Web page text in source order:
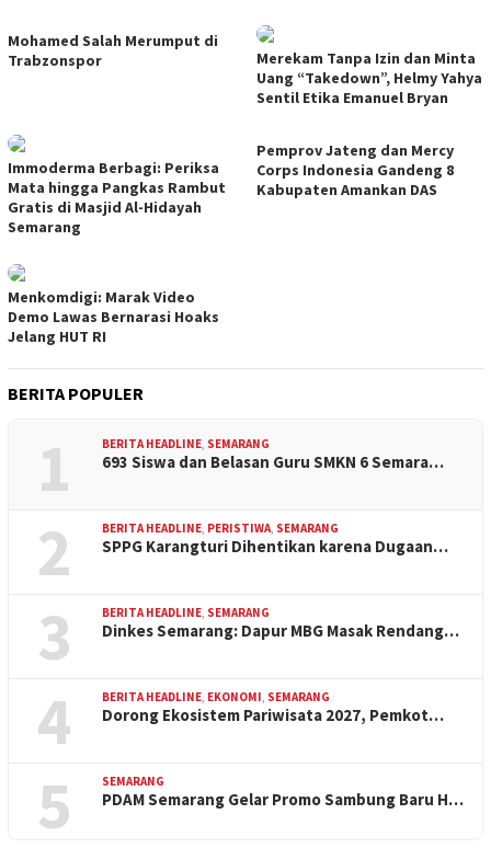
Mohamed Salah Merumput di
Trabzonspor
Merekam Tanpa Izin dan Minta
Uang “Takedown”, Helmy Yahya
Sentil Etika Emanuel Bryan
Immoderma Berbagi: Periksa
Mata hingga Pangkas Rambut
Gratis di Masjid Al-Hidayah
Semarang
Pemprov Jateng dan Mercy
Corps Indonesia Gandeng 8
Kabupaten Amankan DAS
Menkomdigi: Marak Video
Demo Lawas Bernarasi Hoaks
Jelang HUT RI
BERITA POPULER
1 BERITA HEADLINE, SEMARANG
693 Siswa dan Belasan Guru SMKN 6 Semara…
2 BERITA HEADLINE, PERISTIWA, SEMARANG
SPPG Karangturi Dihentikan karena Dugaan…
3 BERITA HEADLINE, SEMARANG
Dinkes Semarang: Dapur MBG Masak Rendang…
4 BERITA HEADLINE, EKONOMI, SEMARANG
Dorong Ekosistem Pariwisata 2027, Pemkot…
5 SEMARANG
PDAM Semarang Gelar Promo Sambung Baru H…